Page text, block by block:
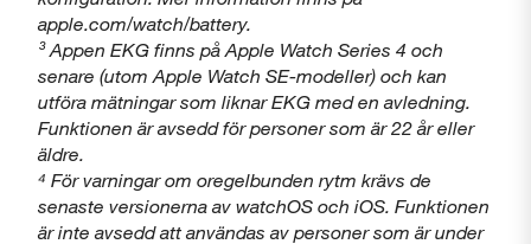
apple.com/watch/battery.
³ Appen EKG finns på Apple Watch Series 4 och
senare (utom Apple Watch SE-modeller) och kan
utföra mätningar som liknar EKG med en avledning.
Funktionen är avsedd för personer som är 22 år eller
äldre.
⁴ För varningar om oregelbunden rytm krävs de
senaste versionerna av watchOS och iOS. Funktionen
är inte avsedd att användas av personer som är under